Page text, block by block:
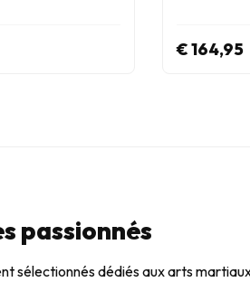
€ 164,95
passionnés
sélectionnés dédiés aux arts